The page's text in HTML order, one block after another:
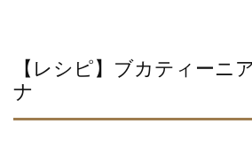
【レシピ】ブカティーニ
ナ